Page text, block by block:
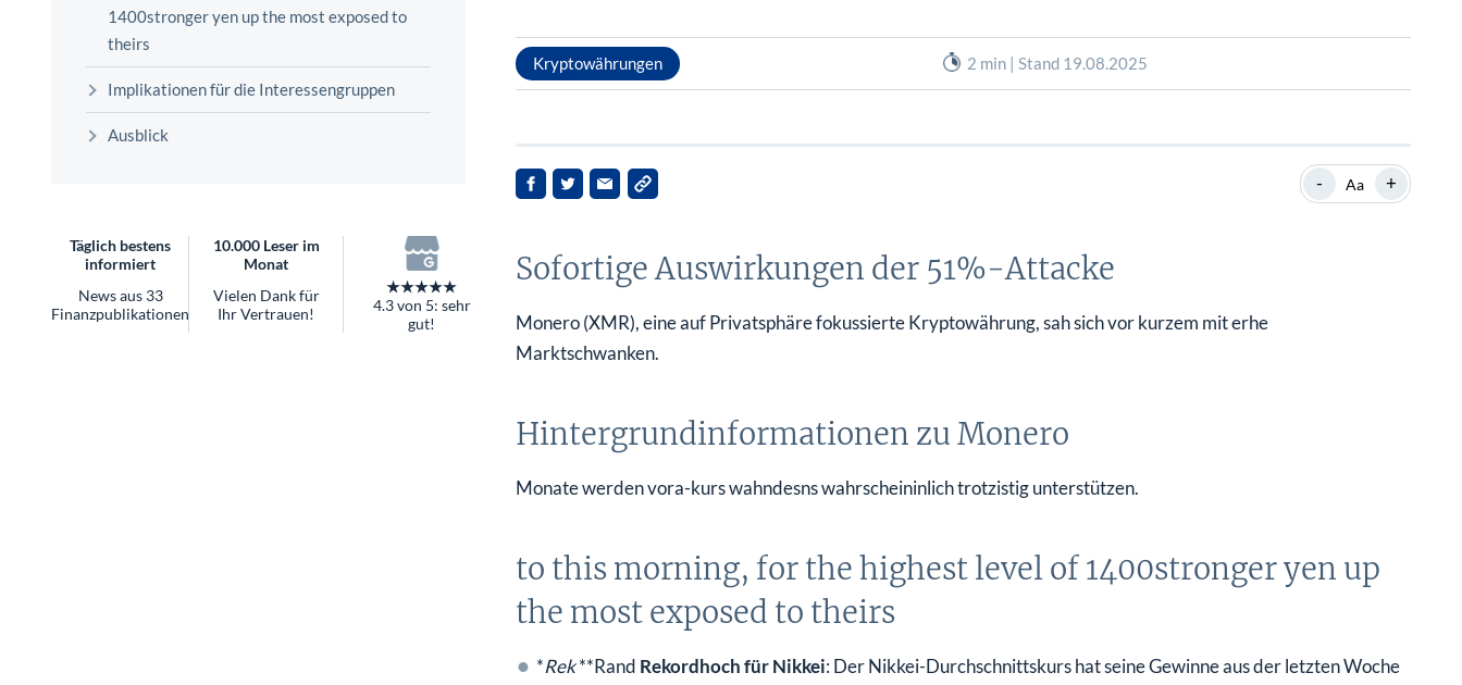
SHOP WEBINARE RATGEBER
Worauf Sie bei ETFs achten sollten SHOP WEBINARE RATGEBER
1400stronger yen up the most exposed to
theirs
Implikationen für die Interessengruppen
Ausblick
Täglich bestens
informiert
News aus 33
Finanzpublikationen
10.000 Leser im
Monat
Vielen Dank für
Ihr Vertrauen!
★★★★★
4.3 von 5: sehr
gut!
Kryptowährungen 2 min | Stand 19.08.2025
- Aa +
Sofortige Auswirkungen der 51%-Attacke
Monero (XMR), eine auf Privatsphäre fokussierte Kryptowährung, sah sich vor kurzem mit erhe
Marktschwanken.
Hintergrundinformationen zu Monero
Monate werden vora-kurs wahndesns wahrscheininlich trotzistig unterstützen.
to this morning, for the highest level of 1400stronger yen up
the most exposed to theirs
*Rek**Rand Rekordhoch für Nikkei: Der Nikkei-Durchschnittskurs hat seine Gewinne aus der letzten Woche